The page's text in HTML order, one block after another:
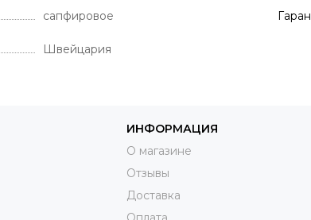
сапфировое
Швейцария
ИНФОРМАЦИЯ
О магазине
Отзывы
Доставка